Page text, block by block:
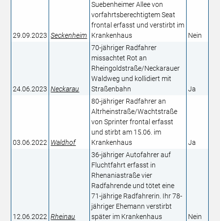
29.09.2023 Seckenheim
Suebenheimer Allee von
vorfahrtsberechtigtem Seat
frontal erfasst und verstirbt im
Krankenhaus​
Nein
24.06.2023 Neckarau
70-jähriger Radfahrer
missachtet Rot an
Rheingoldstraße/Neckarauer
Waldweg und kollidiert mit
Straßenbahn
Ja
03.06.2022 Waldhof
80-jähriger Radfahrer an
Altrheinstraße/Wachtstraße
von Sprinter frontal erfasst
und stirbt am 15.06. im
Krankenhaus​
Ja
12.06.2022 Rheinau
36-jähriger Autofahrer auf
Fluchtfahrt erfasst in
Rhenaniastraße vier
Radfahrende und tötet eine
71-jährige Radfahrerin. Ihr 78-
jähriger Ehemann verstirbt
später im Krankenhaus
Nein